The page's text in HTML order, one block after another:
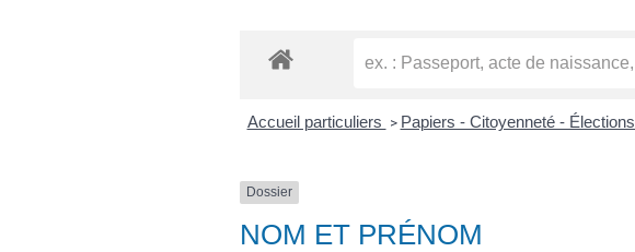
Accueil particuliers > Papiers - Citoyenneté - Élections
Dossier
NOM ET PRÉNOM